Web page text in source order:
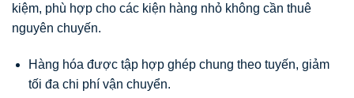
kiệm, phù hợp cho các kiện hàng nhỏ không cần thuê
nguyên chuyến.
Hàng hóa được tập hợp ghép chung theo tuyến, giảm
tối đa chi phí vận chuyển.